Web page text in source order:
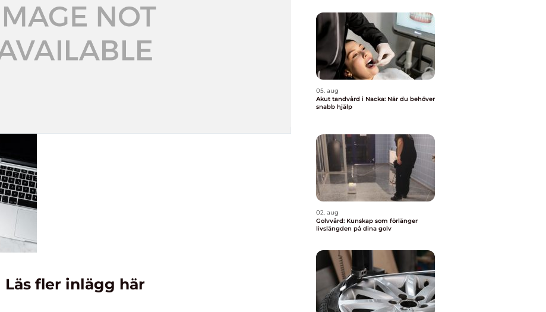
Läs fler inlägg här
05. aug
Akut tandvård i Nacka: När du behöver
snabb hjälp
02. aug
Golvvård: Kunskap som förlänger
livslängden på dina golv